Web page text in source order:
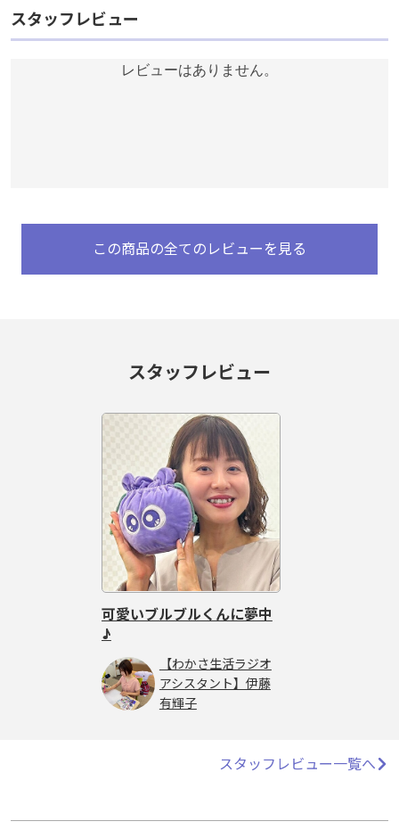
スタッフレビュー
レビューはありません。
この商品の全てのレビューを見る
スタッフレビュー
可愛いブルブルくんに夢中
♪
【わかさ生活ラジオ
アシスタント】伊藤
有輝子
スタッフレビュー一覧へ